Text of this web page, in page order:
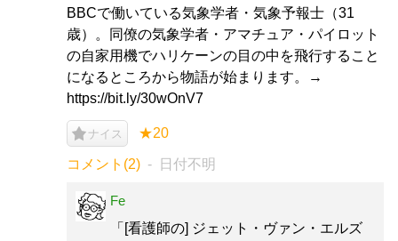
BBCで働いている気象学者・気象予報士（31
歳）。同僚の気象学者・アマチュア・パイロット
の自家用機でハリケーンの目の中を飛行すること
になるところから物語が始まります。→
https://bit.ly/30wOnV7
ナイス ★20
コメント(2) 日付不明
Fe
「[看護師の] ジェット・ヴァン・エルズ